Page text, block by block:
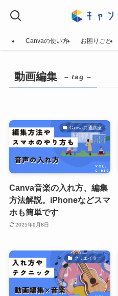
Canvaの使い方 お困りごと
動画編集 – tag –
Canva共通講座
Canva音楽の入れ方、編集
方法解説。iPhoneなどスマ
ホも簡単です
2025年9月8日
クリエイター